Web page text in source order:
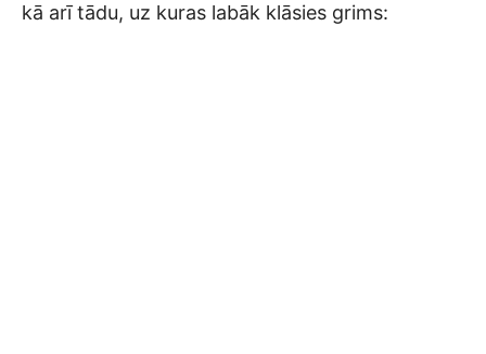
kā arī tādu, uz kuras labāk klāsies grims: